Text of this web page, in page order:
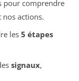
pour comprendre
actions.
les 5 étapes
signaux,